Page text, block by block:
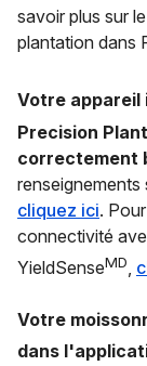
savoir plus sur
plantation dans
Votre appareil
Precision
correctement
renseignements
cliquez ici.
connectivité
YieldSenseMD,
Votre
dans